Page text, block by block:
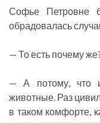
Софье Петровне
обрадовалась
— То есть почему
— А потому, что
животные. Раз
в таком комфорте,